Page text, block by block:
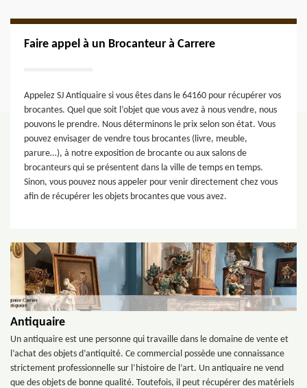
Faire appel à un Brocanteur à Carrere
Appelez SJ Antiquaire si vous êtes dans le 64160 pour récupérer vos
brocantes. Quel que soit l’objet que vous avez à nous vendre, nous
pouvons le prendre. Nous déterminons le prix selon son état. Vous
pouvez envisager de vendre tous brocantes (livre, meuble,
parure…), à notre exposition de brocante ou aux salons de
brocanteurs qui se présentent dans la ville de temps en temps.
Sinon, vous pouvez nous appeler pour venir directement chez vous
afin de récupérer les objets brocantes que vous avez.
Antiquaire
Un antiquaire est une personne qui travaille dans le domaine de vente et
l’achat des objets d’antiquité. Ce commercial possède une connaissance
strictement professionnelle sur l’histoire de l’art. Un antiquaire ne vend
que des objets de bonne qualité. Toutefois, il peut récupérer des matériels